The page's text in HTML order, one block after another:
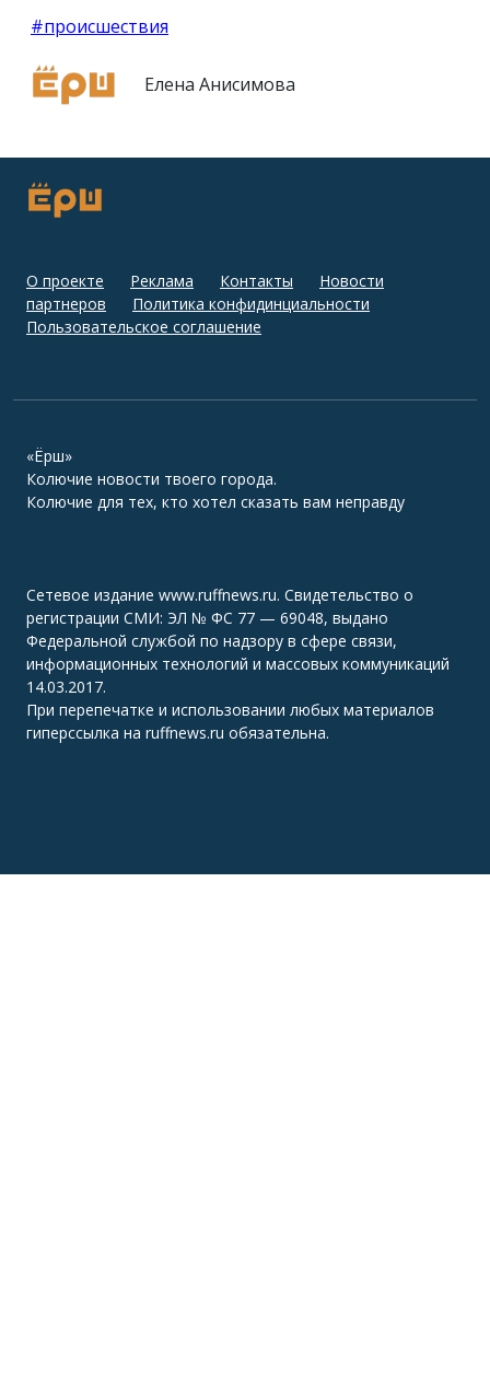
#происшествия
Елена Анисимова
О проекте Реклама Контакты
Новости
партнеров
Политика конфидинциальности
Пользовательское соглашение
«Ёрш»
Колючие новости твоего города.
Колючие для тех, кто хотел сказать вам неправду
Сетевое издание www.ruffnews.ru. Свидетельство о
регистрации СМИ: ЭЛ № ФС 77 — 69048, выдано
Федеральной службой по надзору в сфере связи,
информационных технологий и массовых коммуникаций
14.03.2017.
При перепечатке и использовании любых материалов
гиперссылка на ruffnews.ru обязательна.